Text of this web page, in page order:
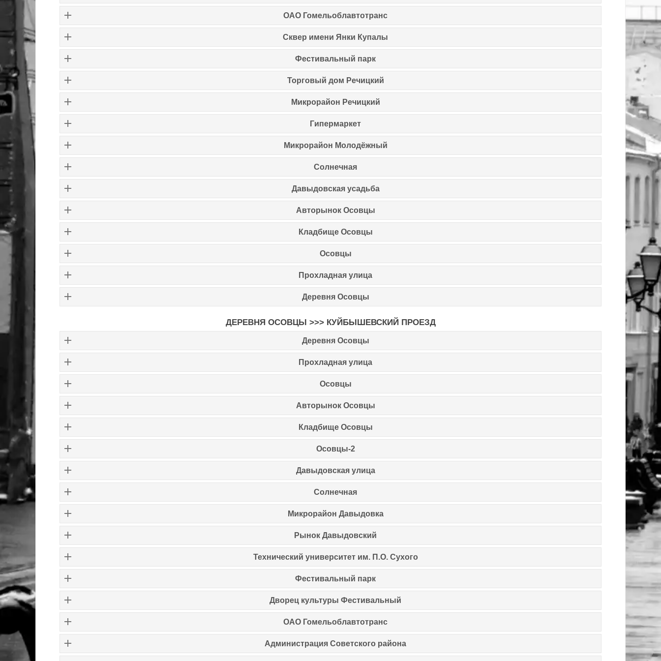
ОАО Гомельоблавтотранс
Сквер имени Янки Купалы
Фестивальный парк
Торговый дом Речицкий
Микрорайон Речицкий
Гипермаркет
Микрорайон Молодёжный
Солнечная
Давыдовская усадьба
Авторынок Осовцы
Кладбище Осовцы
Осовцы
Прохладная улица
Деревня Осовцы
ДЕРЕВНЯ ОСОВЦЫ >>> КУЙБЫШЕВСКИЙ ПРОЕЗД
Деревня Осовцы
Прохладная улица
Осовцы
Авторынок Осовцы
Кладбище Осовцы
Осовцы-2
Давыдовская улица
Солнечная
Микрорайон Давыдовка
Рынок Давыдовский
Технический университет им. П.О. Сухого
Фестивальный парк
Дворец культуры Фестивальный
ОАО Гомельоблавтотранс
Администрация Советского района